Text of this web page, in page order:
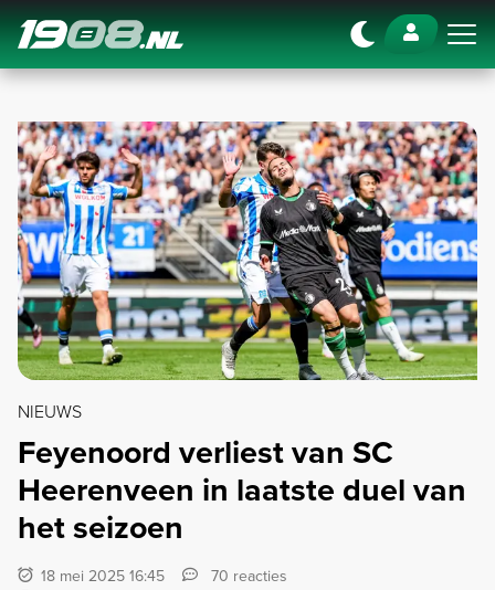
Navigation
NIEUWS
Feyenoord verliest van SC
Heerenveen in laatste duel van
het seizoen
18 mei 2025 16:45
70 reacties